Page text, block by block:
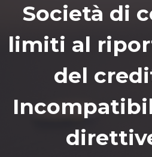
Società di
limiti al
del